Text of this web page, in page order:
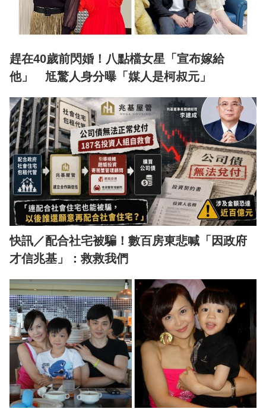
趕在40歲前閃婚！八點檔女星「宣布嫁給
他」 尪驚人身分曝「媒人是柯叔元」
快訊／配合社宅被騙！數百房東悲喊「因政府
才信兆基」：救救我們